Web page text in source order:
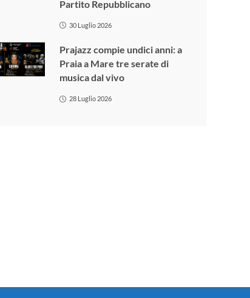
Partito Repubblicano
30 Luglio 2026
Prajazz compie undici anni: a
Praia a Mare tre serate di
musica dal vivo
28 Luglio 2026